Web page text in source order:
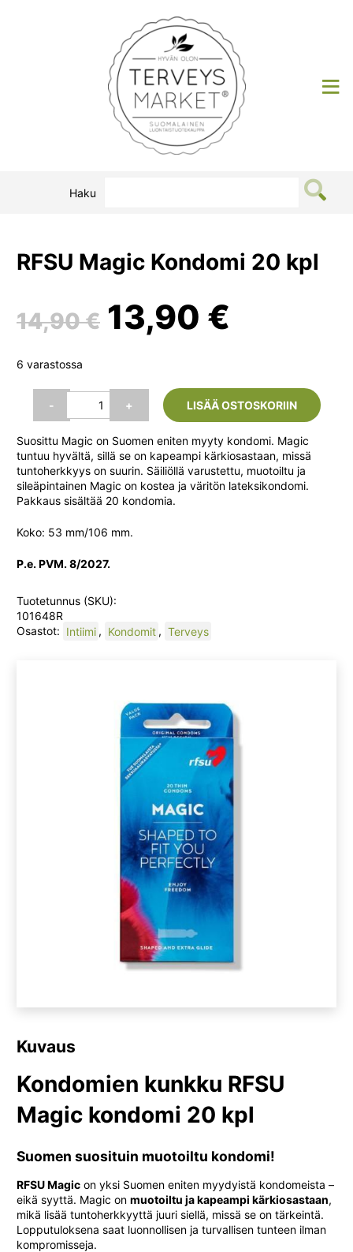
Terveysmarket
Haku
RFSU Magic Kondomi 20 kpl
14,90€ Alkuperäinen
oli:
14,90 €.
13,90 €
on:
13,90
6 varastossa
-
20
kpl
määrä
+ LISÄÄ OSTOSKORIIN
Suosittu Magic on Suomen eniten myyty kondomi. Magic
tuntuu hyvältä, sillä se on kapeampi kärkiosastaan, missä
tuntoherkkyys on suurin. Säiliöllä varustettu, muotoiltu ja
sileäpintainen Magic on kostea ja väritön lateksikondomi.
Pakkaus sisältää 20 kondomia.
Koko: 53 mm/106 mm.
P.e. PVM. 8/2027.
Tuotetunnus (SKU):
101648R
Osastot: Intiimi , Kondomit , Terveys
Kuvaus
Kondomien kunkku RFSU
Magic kondomi 20 kpl
Suomen suosituin muotoiltu kondomi!
RFSU Magic on yksi Suomen eniten myydyistä kondomeista –
eikä syyttä. Magic on muotoiltu ja kapeampi kärkiosastaan,
mikä lisää tuntoherkkyyttä juuri siellä, missä se on tärkeintä.
Lopputuloksena saat luonnollisen ja turvallisen tunteen ilman
kompromisseja.